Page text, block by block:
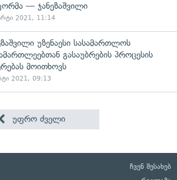
— ჯანეზაშვილი
2021, 11:14
უზენაესი სასამართლოს
გასაუბრების პროცესის
მოითხოვს
2021, 09:13
უფრო ძველი
ჩვენ შესახებ